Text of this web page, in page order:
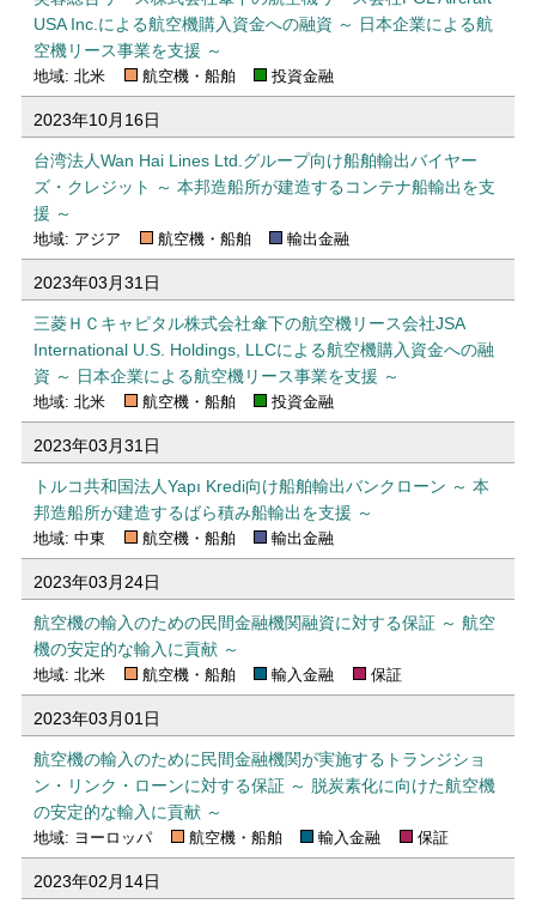
USA Inc.による航空機購入資金への融資 ～ 日本企業による航
空機リース事業を支援 ～
地域: 北米 航空機・船舶 投資金融
2023年10月16日
台湾法人Wan Hai Lines Ltd.グループ向け船舶輸出バイヤー
ズ・クレジット ～ 本邦造船所が建造するコンテナ船輸出を支
援 ～
地域: アジア 航空機・船舶 輸出金融
2023年03月31日
三菱ＨＣキャピタル株式会社傘下の航空機リース会社JSA
International U.S. Holdings, LLCによる航空機購入資金への融
資 ～ 日本企業による航空機リース事業を支援 ～
地域: 北米 航空機・船舶 投資金融
2023年03月31日
トルコ共和国法人Yapı Kredi向け船舶輸出バンクローン ～ 本
邦造船所が建造するばら積み船輸出を支援 ～
地域: 中東 航空機・船舶 輸出金融
2023年03月24日
航空機の輸入のための民間金融機関融資に対する保証 ～ 航空
機の安定的な輸入に貢献 ～
地域: 北米 航空機・船舶 輸入金融 保証
2023年03月01日
航空機の輸入のために民間金融機関が実施するトランジショ
ン・リンク・ローンに対する保証 ～ 脱炭素化に向けた航空機
の安定的な輸入に貢献 ～
地域: ヨーロッパ 航空機・船舶 輸入金融 保証
2023年02月14日